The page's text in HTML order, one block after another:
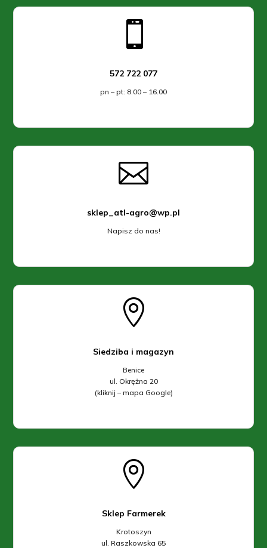

572 722 077
pn – pt: 8.00 – 16.00

sklep_atl-agro@wp.pl
Napisz do nas!

Siedziba i magazyn
Benice
ul. Okrężna 20
(kliknij – mapa Google)

Sklep Farmerek
Krotoszyn
ul. Raszkowska 65